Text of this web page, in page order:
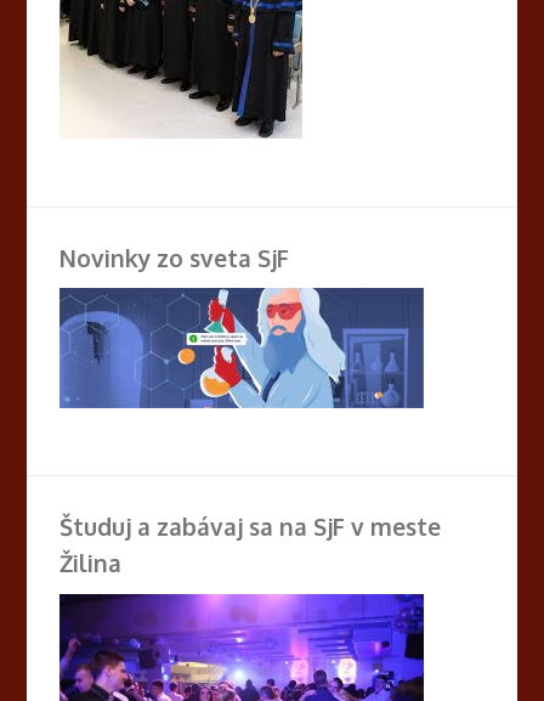
Novinky zo sveta SjF
Študuj a zabávaj sa na SjF v meste
Žilina